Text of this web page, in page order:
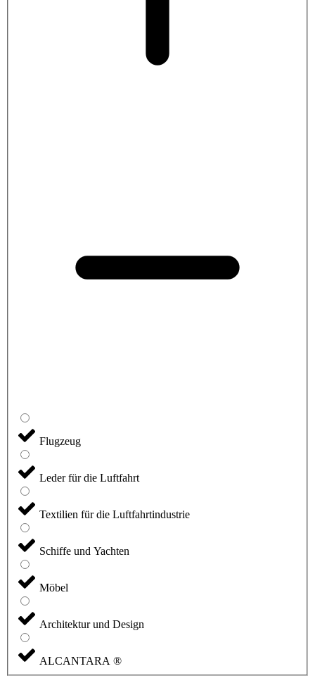
Flugzeug
Leder für die Luftfahrt
Textilien für die Luftfahrtindustrie
Schiffe und Yachten
Möbel
Architektur und Design
ALCANTARA ®